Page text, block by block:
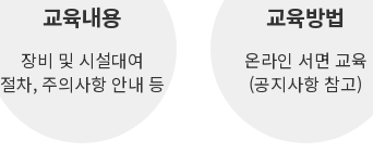
교육내용
장비 및 시설대여
절차, 주의사항 안내 등
교육방법
온라인 서면 교육
(공지사항 참고)